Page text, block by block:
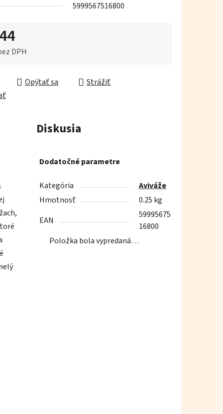
5999567516800
DPH
Opýtať sa
Strážiť
Diskusia
Dodatočné parametre
Kategória
Aviváže
Hmotnosť
0.25 kg
EAN
59995675
16800
Položka bola vypredaná…